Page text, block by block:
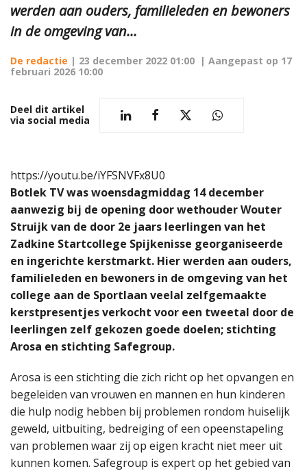
werden aan ouders, familieleden en bewoners
in de omgeving van...
De redactie | 23 december 2022 01:00 | Aangepast op 17
februari 2026 10:00
Deel dit artikel
via social media
https://youtu.be/iYFSNVFx8U0
Botlek TV was woensdagmiddag 14 december
aanwezig bij de opening door wethouder Wouter
Struijk van de door 2e jaars leerlingen van het
Zadkine Startcollege Spijkenisse georganiseerde
en ingerichte kerstmarkt. Hier werden aan ouders,
familieleden en bewoners in de omgeving van het
college aan de Sportlaan veelal zelfgemaakte
kerstpresentjes verkocht voor een tweetal door de
leerlingen zelf gekozen goede doelen; stichting
Arosa en stichting Safegroup.
Arosa is een stichting die zich richt op het opvangen en
begeleiden van vrouwen en mannen en hun kinderen
die hulp nodig hebben bij problemen rondom huiselijk
geweld, uitbuiting, bedreiging of een opeenstapeling
van problemen waar zij op eigen kracht niet meer uit
kunnen komen. Safegroup is expert op het gebied van